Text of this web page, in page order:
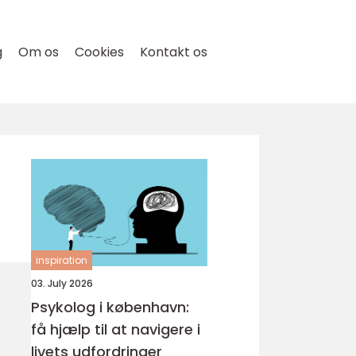
Om os Cookies Kontakt os
inspiration
03. July 2026
Psykolog i københavn:
få hjælp til at navigere i
livets udfordringer